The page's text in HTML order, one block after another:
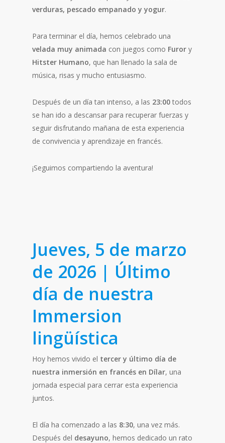
verduras, pescado empanado y yogur.
Para terminar el día, hemos celebrado una
velada muy animada con juegos como Furor y
Hitster Humano, que han llenado la sala de
música, risas y mucho entusiasmo.
Después de un día tan intenso, a las 23:00 todos
se han ido a descansar para recuperar fuerzas y
seguir disfrutando mañana de esta experiencia
de convivencia y aprendizaje en francés.
¡Seguimos compartiendo la aventura!
Jueves, 5 de marzo
de 2026 | Último
día de nuestra
Immersion
lingüística
Hoy hemos vivido el tercer y último día de
nuestra inmersión en francés en Dílar, una
jornada especial para cerrar esta experiencia
juntos.
El día ha comenzado a las 8:30, una vez más.
Después del desayuno, hemos dedicado un rato